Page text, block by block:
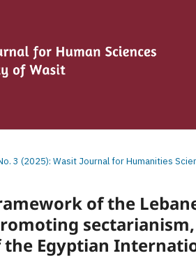
3 (2025): Wasit Journal for Humanities
of the
the Egyptian